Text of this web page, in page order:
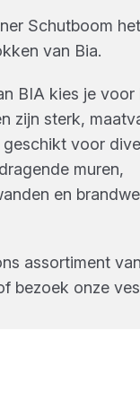
Schutboom het
van Bia.
BIA kies je voor
zijn sterk,
voor
muren,
en
assortiment van
bezoek onze